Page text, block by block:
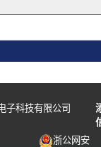
子科技有限公司
浙公网安